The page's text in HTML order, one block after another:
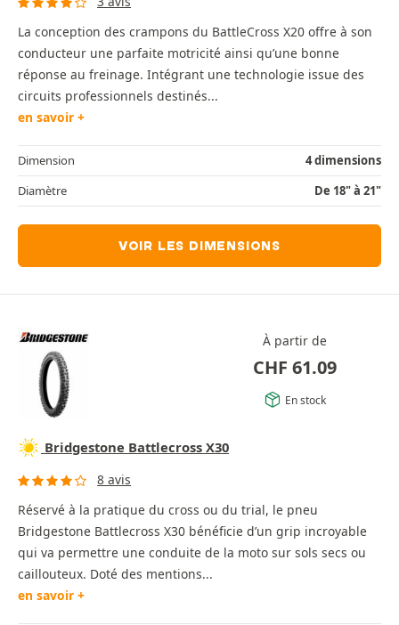
La conception des crampons du BattleCross X20 offre à son
conducteur une parfaite motricité ainsi qu’une bonne
réponse au freinage. Intégrant une technologie issue des
circuits professionnels destinés...
en savoir +
Dimension
4 dimensions
Diamètre
De 18" à 21"
VOIR LES DIMENSIONS
À partir de
CHF 61.09
En stock
Bridgestone Battlecross X30
8 avis
Réservé à la pratique du cross ou du trial, le pneu
Bridgestone Battlecross X30 bénéficie d’un grip incroyable
qui va permettre une conduite de la moto sur sols secs ou
caillouteux. Doté des mentions...
en savoir +